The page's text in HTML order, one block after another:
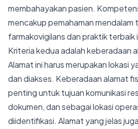
membahayakan pasien.
mencakup pemahaman mendalam
farmakovigilans dan praktik terbaik
Kriteria kedua adalah keberadaan
Alamat ini harus merupakan lokasi
dan diakses. Keberadaan alamat
penting untuk tujuan komunikasi
dokumen, dan sebagai lokasi
diidentifikasi. Alamat yang jelas